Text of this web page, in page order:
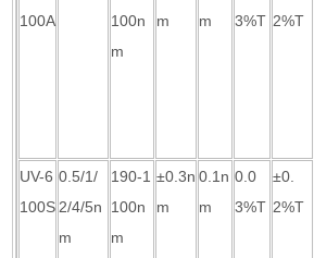
100A
100n
m
m
m
3%T 2%T
UV-6
100S
0.5/1/
2/4/5n
m
190-1
100n
m
±0.3n
m
0.1n
m
0.0
3%T
±0.
2%T